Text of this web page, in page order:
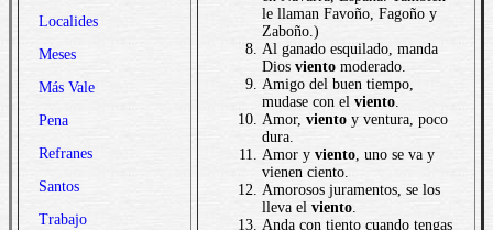
Localides
Meses
Más Vale
Pena
Refranes
Santos
Trabajo
le llaman Favoño, Fagoño y
Zaboño.)
Al ganado esquilado, manda
Dios viento moderado.
Amigo del buen tiempo,
mudase con el viento.
Amor, viento y ventura, poco
dura.
Amor y viento, uno se va y
vienen ciento.
Amorosos juramentos, se los
lleva el viento.
Anda con tiento cuando tengas